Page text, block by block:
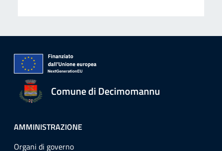
Comune di Decimomannu
AMMINISTRAZIONE
Organi di governo